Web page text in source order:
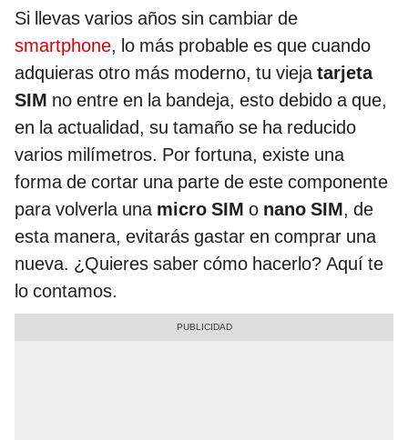
Si llevas varios años sin cambiar de
smartphone, lo más probable es que cuando
adquieras otro más moderno, tu viejatarjeta
SIM no entre en la bandeja, esto debido a que,
en la actualidad, su tamaño se ha reducido
varios milímetros. Por fortuna, existe una
forma de cortar una parte de este componente
para volverla una micro SIM o nano SIM, de
esta manera, evitarás gastar en comprar una
nueva. ¿Quieres saber cómo hacerlo? Aquí te
lo contamos.